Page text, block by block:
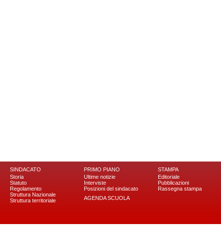
SINDACATO
Storia
Statuto
Regolamento
Struttura Nazionale
Struttura territoriale
PRIMO PIANO
Ultime notizie
Interviste
Posizioni del sindacato
AGENDA SCUOLA
STAMPA
Editoriale
Pubblicazioni
Rassegna stampa